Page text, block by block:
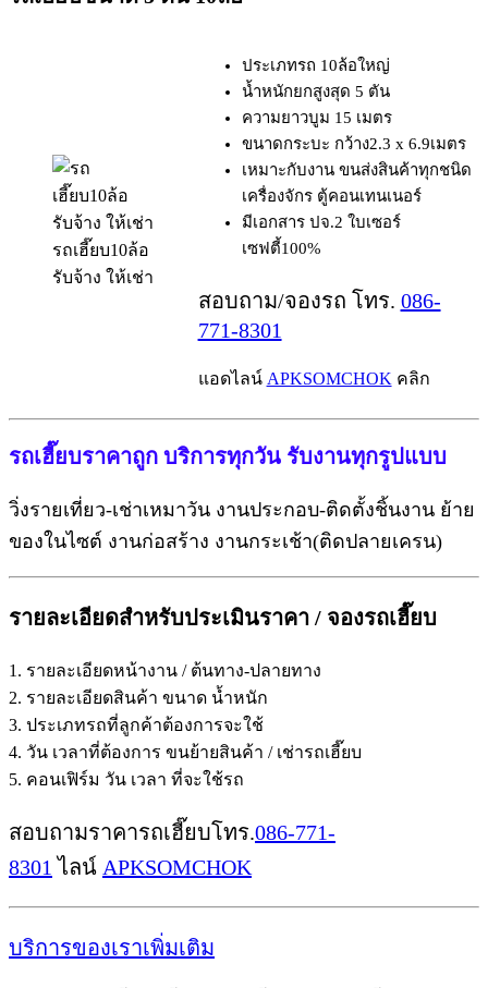
รถเฮี๊ยบ10ล้อ
รับจ้าง ให้เช่า
ประเภทรถ 10ล้อใหญ่
น้ำหนักยกสูงสุด 5 ตัน
ความยาวบูม 15 เมตร
ขนาดกระบะ กว้าง2.3 x 6.9เมตร
เหมาะกับงาน ขนส่งสินค้าทุกชนิด
เครื่องจักร ตู้คอนเทนเนอร์
มีเอกสาร ปจ.2 ใบเซอร์
เซฟตี้100%
สอบถาม/จองรถ โทร. 086-
771-8301
แอดไลน์ APKSOMCHOK คลิก
รถเฮี๊ยบราคาถูก บริการทุกวัน รับงานทุกรูปแบบ
วิ่งรายเที่ยว-เช่าเหมาวัน งานประกอบ-ติดตั้งชิ้นงาน ย้าย
ของในไซต์ งานก่อสร้าง งานกระเช้า(ติดปลายเครน)
รายละเอียดสำหรับประเมินราคา / จองรถเฮี๊ยบ
1. รายละเอียดหน้างาน / ต้นทาง-ปลายทาง
2. รายละเอียดสินค้า ขนาด น้ำหนัก
3. ประเภทรถที่ลูกค้าต้องการจะใช้
4. วัน เวลาที่ต้องการ ขนย้ายสินค้า / เช่ารถเฮี๊ยบ
5. คอนเฟิร์ม วัน เวลา ที่จะใช้รถ
สอบถามราคารถเฮี๊ยบโทร.086-771-
8301 ไลน์ APKSOMCHOK
บริการของเราเพิ่มเติม